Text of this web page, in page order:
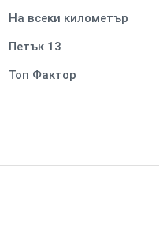
На всеки километър
Петък 13
Топ Фактор